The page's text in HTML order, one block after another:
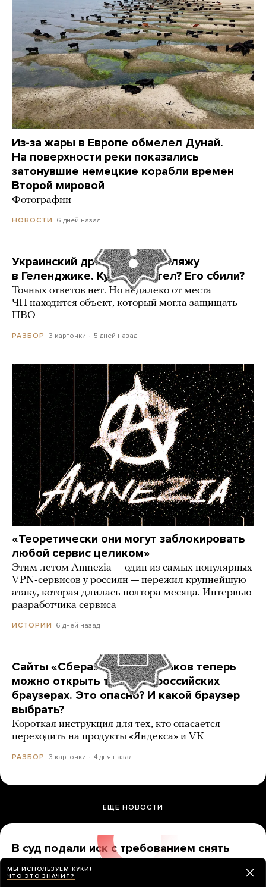
Из-за жары в Европе обмелел Дунай.
На поверхности реки показались
затонувшие немецкие корабли времен
Второй мировой
Фотографии
НОВОСТИ 6 дней назад
Украинский дрон попал по пляжу
в Геленджике. Куда он летел? Его сбили?
Точных ответов нет. Но недалеко от места
ЧП находится объект, который могла защищать
ПВО
РАЗБОР 3 карточки 5 дней назад
«Теоретически они могут заблокировать
любой сервис целиком»
Этим летом Amnezia — один из самых популярных
VPN-сервисов у россиян — пережил крупнейшую
атаку, которая длилась полтора месяца. Интервью
разработчика сервиса
ИСТОРИИ 6 дней назад
Сайты «Сбера» и других банков теперь
можно открыть только в российских
браузерах. Это опасно? И какой браузер
выбрать?
Короткая инструкция для тех, кто опасается
переходить на продукты «Яндекса» и VK
РАЗБОР 3 карточки 4 дня назад
ЕЩЕ НОВОСТИ
В суд подали иск с требованием снять
«Яблоко» с выборов. А разве это еще
можно сделать?
МЫ ИСПОЛЬЗУЕМ КУКИ!
ЧТО ЭТО ЗНАЧИТ?